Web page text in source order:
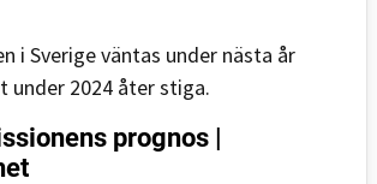
i Sverige väntas under nästa år
under 2024 åter stiga.